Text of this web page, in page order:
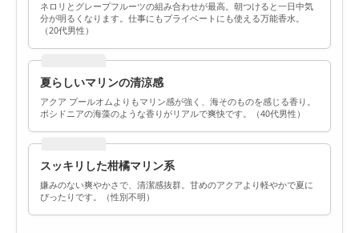
ネロリとグレープフルーツの組み合わせが最高。朝つけると一日中気
分が明るくなります。仕事にもプライベートにも使える万能香水。
（20代男性）
夏らしいマリンの清涼感
アクア プールオムよりもマリン感が強く、海そのものを感じる香り。
ポシドニアの海藻のような香りがリアルで爽快です。（40代男性）
スッキリした柑橘マリン系
嫌みのない爽やかさで、清潔感抜群。甘めのアクアより軽やかで夏に
ぴったりです。（性別不明）